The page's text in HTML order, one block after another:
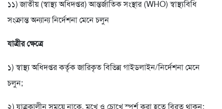
১১) জাতীয় (স্বাস্থ্য অধিদপ্তর) আন্তর্জাতিক সংস্থার (WHO) স্বাস্থ্যবিধি
সংক্রান্ত অন্যান্য নির্দেশনা মেনে চলুন
যাত্রীর ক্ষেত্রে
১) স্বাস্থ্য অধিদপ্তর কর্তৃক জারিকৃত বিভিন্ন গাইডলাইন/নির্দেশনা মেনে
চলুন;
২) যাত্রকালীন সময়ে নাকে, মুখে ও চোখে স্পর্শ করা হতে বিরত থাকুন;